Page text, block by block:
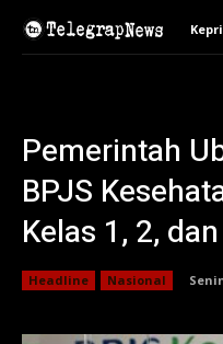
Kepri
Pemerintah
BPJS
Kelas 1, 2,
Headline Nasional